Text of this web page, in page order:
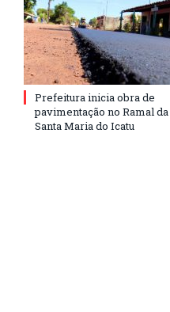
Prefeitura inicia obra de
pavimentação no Ramal
Santa Maria do Icatu